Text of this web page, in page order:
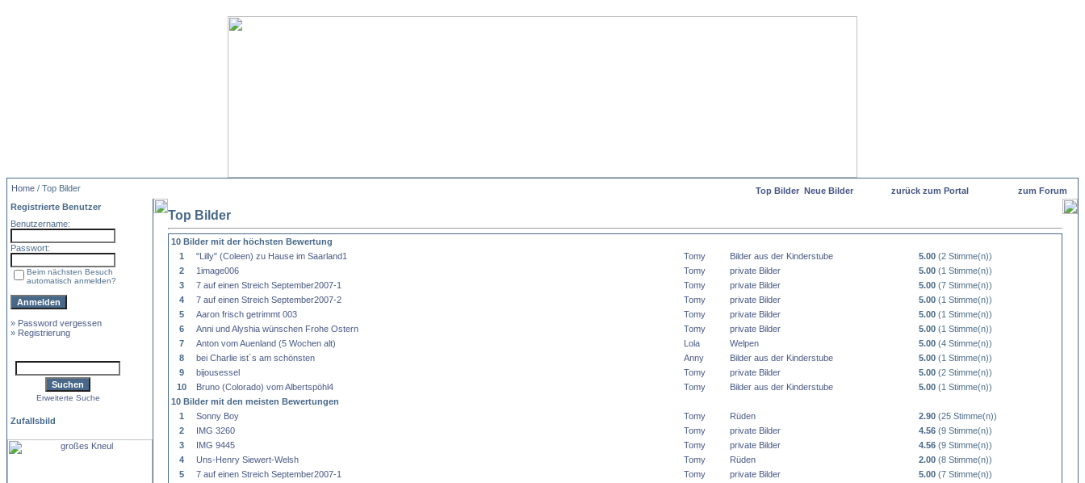
Home / Top Bilder Top Bilder Neue Bilder zurück zum Portal
zum Forum
Registrierte Benutzer
Benutzername:
Passwort:
Beim nächsten Besuch
automatisch anmelden?
» Password vergessen
» Registrierung
Erweiterte Suche
Zufallsbild
Top Bilder
10 Bilder mit der höchsten Bewertung
1
"Lilly" (Coleen) zu Hause im Saarland1 Tomy Bilder aus der Kinderstube 5.00 (2 Stimme(n))
2
1image006 Tomy private Bilder 5.00 (1 Stimme(n))
3
7 auf einen Streich September2007-1 Tomy private Bilder 5.00 (7 Stimme(n))
4
7 auf einen Streich September2007-2 Tomy private Bilder 5.00 (1 Stimme(n))
5
Aaron frisch getrimmt 003 Tomy private Bilder 5.00 (1 Stimme(n))
6
Anni und Alyshia wünschen Frohe Ostern Tomy private Bilder 5.00 (1 Stimme(n))
7
Anton vom Auenland (5 Wochen alt) Lola Welpen 5.00 (4 Stimme(n))
8
bei Charlie ist´s am schönsten Anny Bilder aus der Kinderstube 5.00 (1 Stimme(n))
9
bijousessel Tomy private Bilder 5.00 (2 Stimme(n))
10
Bruno (Colorado) vom Albertspöhl4 Tomy Bilder aus der Kinderstube 5.00 (1 Stimme(n))
10 Bilder mit den meisten Bewertungen
1
Sonny Boy Tomy Rüden 2.90 (25 Stimme(n))
2
IMG 3260 Tomy private Bilder 4.56 (9 Stimme(n))
3
IMG 9445 Tomy private Bilder 4.56 (9 Stimme(n))
4
Uns-Henry Siewert-Welsh Tomy Rüden 2.00 (8 Stimme(n))
5
7 auf einen Streich September2007-1 Tomy private Bilder 5.00 (7 Stimme(n))